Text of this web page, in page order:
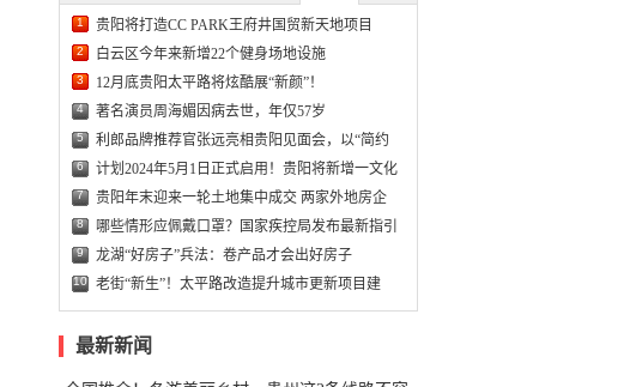
1 贵阳将打造CC PARK王府井国贸新天地项目
2 白云区今年来新增22个健身场地设施
3 12月底贵阳太平路将炫酷展“新颜”！
4 著名演员周海媚因病去世，年仅57岁
5 利郎品牌推荐官张远亮相贵阳见面会，以“简约
6 计划2024年5月1日正式启用！贵阳将新增一文化
7 贵阳年末迎来一轮土地集中成交 两家外地房企
8 哪些情形应佩戴口罩？国家疾控局发布最新指引
9 龙湖“好房子”兵法：卷产品才会出好房子
10 老街“新生”！太平路改造提升城市更新项目建
最新新闻